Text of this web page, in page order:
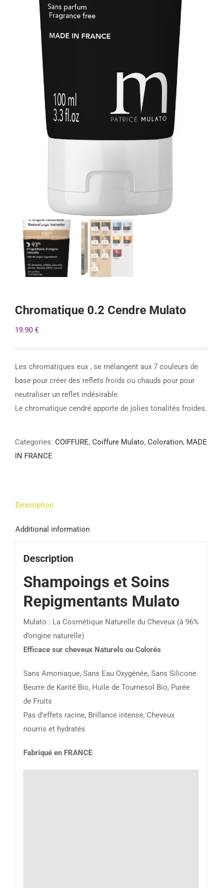
Chromatique 0.2 Cendre Mulato
19.90 €
Les chromatiques eux , se mélangent aux 7 couleurs de
base pour créer des reflets froids ou chauds pour pour
neutraliser un reflet indésirable.
Le chromatique cendré apporte de jolies tonalités froides.
Categories: COIFFURE, Coiffure Mulato, Coloration, MADE
IN FRANCE
Description
Additional information
Description
Shampoings et Soins
Repigmentants Mulato
Mulato : La Cosmétique Naturelle du Cheveux (à 96%
d’origine naturelle)
Efficace sur cheveux Naturels ou Colorés
Sans Amoniaque, Sans Eau Oxygénée, Sans Silicone
Beurre de Karité Bio, Huile de Tournesol Bio, Purée
de Fruits
Pas d’effets racine, Brillance intense, Cheveux
nourris et hydratés
Fabriqué en FRANCE